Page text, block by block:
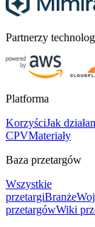
Partnerzy
Platforma
KorzyściJak
CPVMateriały
Baza przetargów
Wszystkie
przetargiBranże
przetargówWiki